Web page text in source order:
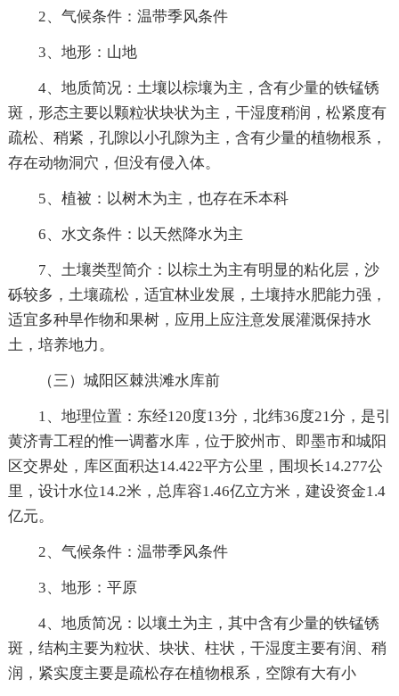
2、气候条件：温带季风条件
3、地形：山地
4、地质简况：土壤以棕壤为主，含有少量的铁锰锈
斑，形态主要以颗粒状块状为主，干湿度稍润，松紧度有
疏松、稍紧，孔隙以小孔隙为主，含有少量的植物根系，
存在动物洞穴，但没有侵入体。
5、植被：以树木为主，也存在禾本科
6、水文条件：以天然降水为主
7、土壤类型简介：以棕土为主有明显的粘化层，沙
砾较多，土壤疏松，适宜林业发展，土壤持水肥能力强，
适宜多种旱作物和果树，应用上应注意发展灌溉保持水
土，培养地力。
（三）城阳区棘洪滩水库前
1、地理位置：东经120度13分，北纬36度21分，是引
黄济青工程的惟一调蓄水库，位于胶州市、即墨市和城阳
区交界处，库区面积达14.422平方公里，围坝长14.277公
里，设计水位14.2米，总库容1.46亿立方米，建设资金1.4
亿元。
2、气候条件：温带季风条件
3、地形：平原
4、地质简况：以壤土为主，其中含有少量的铁锰锈
斑，结构主要为粒状、块状、柱状，干湿度主要有润、稍
润，紧实度主要是疏松存在植物根系，空隙有大有小